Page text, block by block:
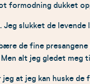
formodning dukket
slukket de
de fine
alt jeg gledet meg
jeg at jeg kan huske